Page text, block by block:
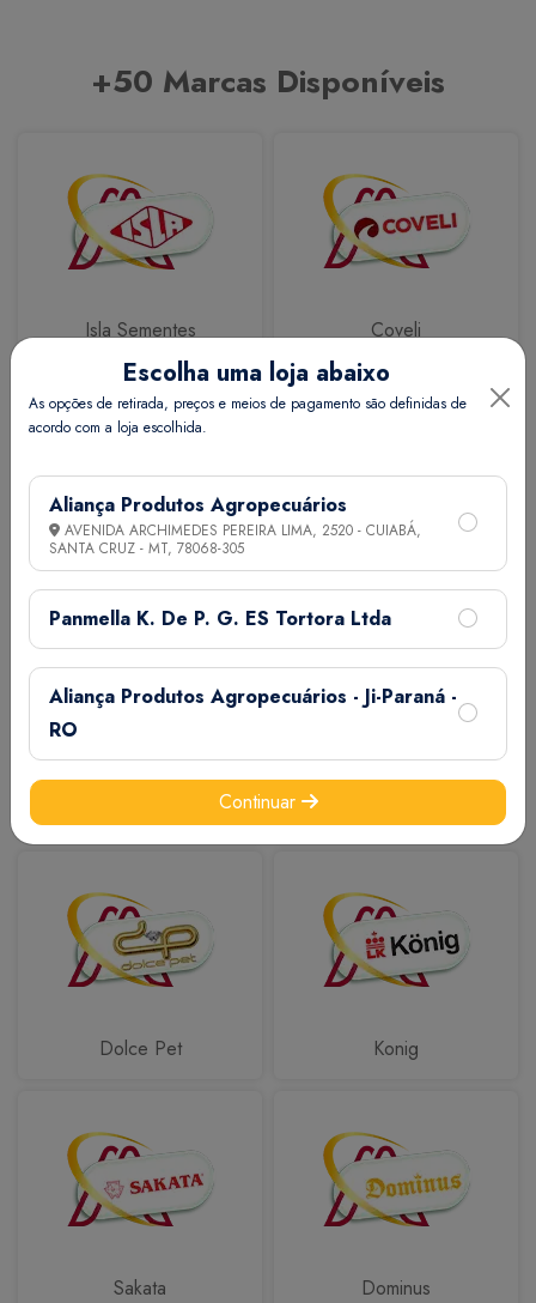
+50 Marcas Disponíveis
Isla Sementes Coveli
Calbos M7
Dolce Pet Konig
Sakata Dominus
Escolha uma loja abaixo
As opções de retirada, preços e meios de pagamento são definidas de
acordo com a loja escolhida.
Aliança Produtos Agropecuários
AVENIDA ARCHIMEDES PEREIRA LIMA, 2520 - CUIABÁ,
SANTA CRUZ - MT, 78068-305
Panmella K. De P. G. ES Tortora Ltda
Aliança Produtos Agropecuários - Ji-Paraná -
RO
Continuar